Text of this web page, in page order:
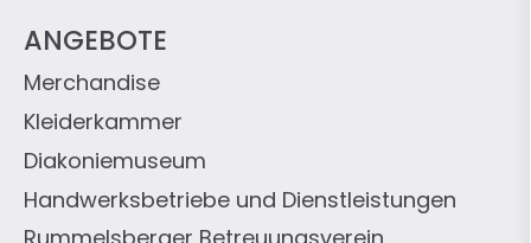
ANGEBOTE
Handwerksbetriebe und Dienstleistungen
Diakoniemuseum
Kleiderkammer
Merchandise